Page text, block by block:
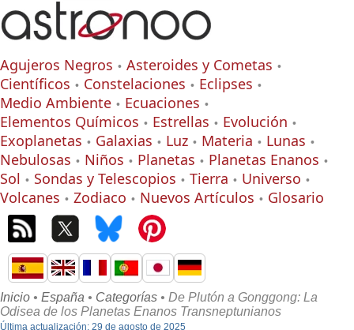
Agujeros Negros
Asteroides y Cometas
Científicos
Constelaciones
Eclipses
Medio Ambiente
Ecuaciones
Elementos Químicos
Estrellas
Evolución
Exoplanetas
Galaxias Luz Materia
Lunas
Nebulosas
Niños Planetas
Planetas Enanos
Sol
Sondas y Telescopios Tierra
Universo
Volcanes
Zodiaco Nuevos Artículos Glosario
Inicio • España • Categorías • De Plutón a Gonggong: La
Odisea de los Planetas Enanos Transneptunianos
Última actualización: 29 de agosto de 2025